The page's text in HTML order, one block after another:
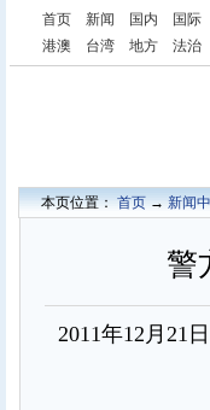
首页 新闻 国内
国际
港澳
台湾 地方 法治
本页位置：首页→新闻
警
2011年12月21